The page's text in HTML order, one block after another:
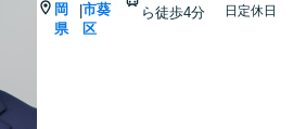
岡
県
|市葵
区
ら徒歩4分
日定休日